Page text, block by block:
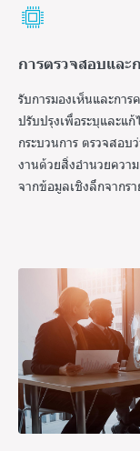
การตรวจสอบแล
รับการมองเห็นและกา
ปรับปรุงเพื่อระบุและแ
กระบวนการ ตรวจสอ
งานด้วยสิ่งอํานวยควา
จากข้อมูลเชิงลึกจากร